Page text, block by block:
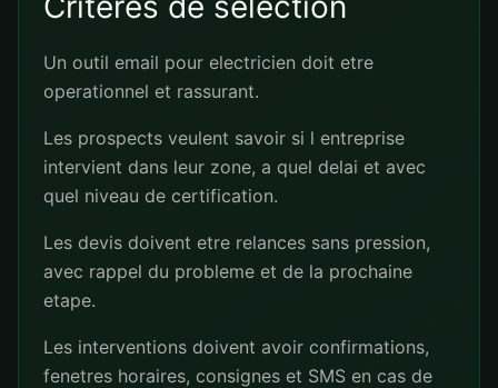
Un outil email pour electricien doit etre
operationnel et rassurant.
Les prospects veulent savoir si l entreprise
intervient dans leur zone, a quel delai et avec
quel niveau de certification.
Les devis doivent etre relances sans pression,
avec rappel du probleme et de la prochaine
etape.
Les interventions doivent avoir confirmations,
fenetres horaires, consignes et SMS en cas de